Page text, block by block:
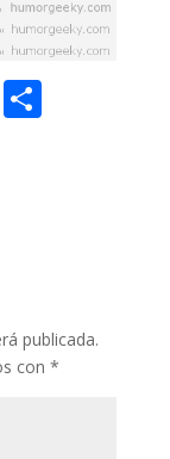
W
p r
publicada.
con *